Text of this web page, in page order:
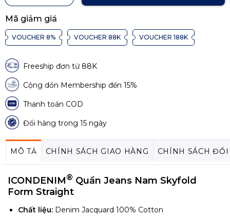
Mã giảm giá
VOUCHER 8% VOUCHER 88K VOUCHER 188K
Freeship đơn từ 88K
Cộng dồn Membership đến 15%
Thanh toán COD
Đổi hàng trong 15 ngày
MÔ TẢ CHÍNH SÁCH GIAO HÀNG CHÍNH SÁCH
ICONDENIM® Quần Jeans Nam Skyfold
Form Straight
Chất liệu: Denim Jacquard 100% Cotton